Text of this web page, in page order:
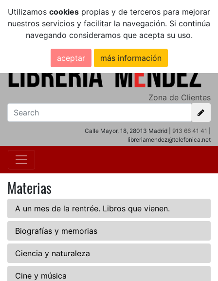
Utilizamos cookies propias y de terceros para mejorar
nuestros servicios y facilitar la navegación. Si continúa
navegando consideramos que acepta su uso.
aceptar más información
Zona de Clientes
Calle Mayor, 18, 28013 Madrid | 913 66 41 41
libreriamendez@telefonica.net
Materias
A un mes de la rentrée. Libros que vienen.
Biografías y memorias
Ciencia y naturaleza
Cine y música